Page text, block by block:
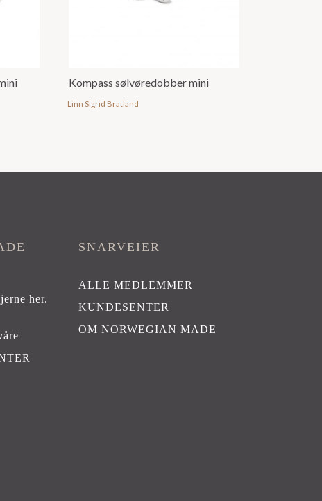
Kompass sølvøredobber mini
Linn Sigrid Bratland
her.
SNARVEIER
ALLE MEDLEMMER
KUNDESENTER
OM NORWEGIAN MADE